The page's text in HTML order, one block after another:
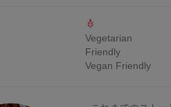
Vegetarian
Friendly
Vegan Friendly